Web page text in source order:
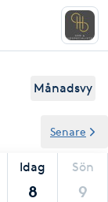
Månadsvy
Idag
8
Sön
9
Senare